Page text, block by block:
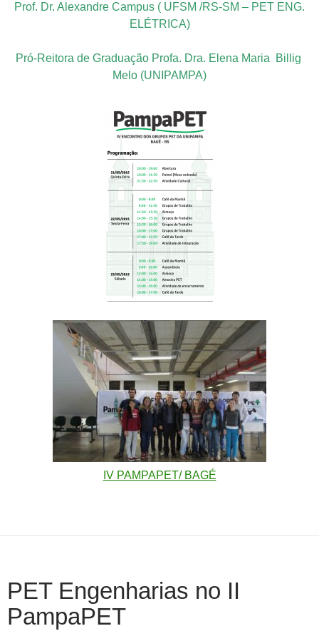
Prof. Dr. Alexandre Campus ( UFSM /RS-SM – PET ENG.
ELÉTRICA)
Pró-Reitora de Graduação Profa. Dra. Elena Maria Billig
Melo (UNIPAMPA)
IV PAMPAPET/ BAGÉ
PET Engenharias no II
PampaPET